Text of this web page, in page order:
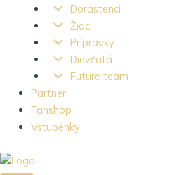
Dorastenci
Žiaci
Prípravky
Dievčatá
Future team
Partneri
Fanshop
Vstupenky